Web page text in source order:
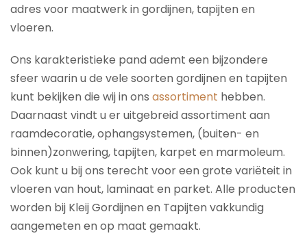
adres voor maatwerk in gordijnen, tapijten en
vloeren.
Ons karakteristieke pand ademt een bijzondere
sfeer waarin u de vele soorten gordijnen en tapijten
kunt bekijken die wij in ons assortiment hebben.
Daarnaast vindt u er uitgebreid assortiment aan
raamdecoratie, ophangsystemen, (buiten- en
binnen)zonwering, tapijten, karpet en marmoleum.
Ook kunt u bij ons terecht voor een grote variëteit in
vloeren van hout, laminaat en parket. Alle producten
worden bij Kleij Gordijnen en Tapijten vakkundig
aangemeten en op maat gemaakt.